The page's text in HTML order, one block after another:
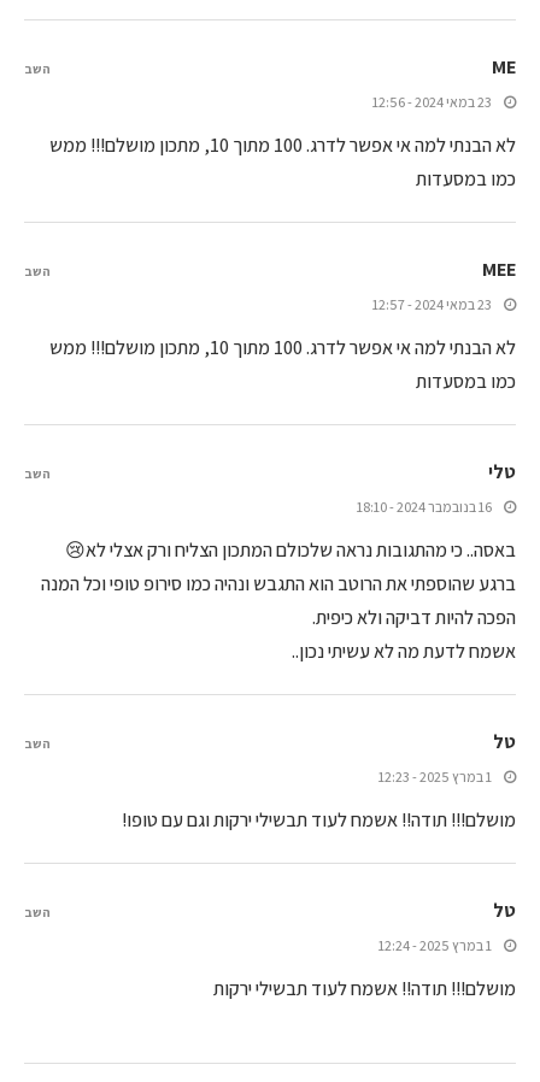
ME
23 במאי 2024 - 12:56
לא הבנתי למה אי אפשר לדרג. 100 מתוך 10, מתכון מושלם!!! ממש
כמו במסעדות
השב
MEE
23 במאי 2024 - 12:57
לא הבנתי למה אי אפשר לדרג. 100 מתוך 10, מתכון מושלם!!! ממש
כמו במסעדות
השב
טלי
16 בנובמבר 2024 - 18:10
באסה.. כי מהתגובות נראה שלכולם המתכון הצליח ורק אצלי לא😢
ברגע שהוספתי את הרוטב הוא התגבש ונהיה כמו סירופ טופי וכל המנה
הפכה להיות דביקה ולא כיפית.
אשמח לדעת מה לא עשיתי נכון..
השב
טל
1 במרץ 2025 - 12:23
מושלם!!! תודה!! אשמח לעוד תבשילי ירקות וגם עם טופו!
השב
טל
1 במרץ 2025 - 12:24
מושלם!!! תודה!! אשמח לעוד תבשילי ירקות
השב